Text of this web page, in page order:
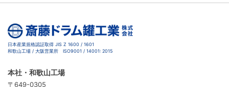
日本産業規格認証取得 JIS Z 1600 / 1601
和歌山工場 / 大阪営業所 ISO9001 / 14001: 2015
本社・和歌山工場
〒649-0305